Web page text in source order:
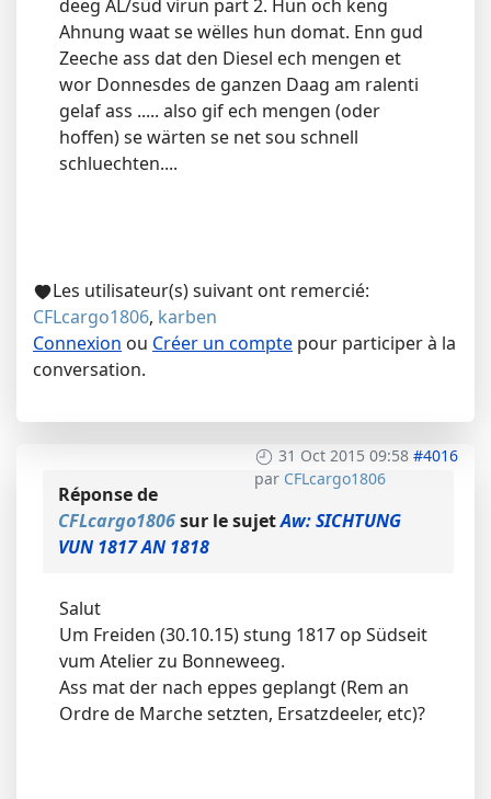
deeg AL/süd virun part 2. Hun och keng
Ahnung waat se wëlles hun domat. Enn gud
Zeeche ass dat den Diesel ech mengen et
wor Donnesdes de ganzen Daag am ralenti
gelaf ass ..... also gif ech mengen (oder
hoffen) se wärten se net sou schnell
schluechten....
Les utilisateur(s) suivant ont remercié:
CFLcargo1806, karben
Connexion ou Créer un compte pour participer à la
conversation.
31 Oct 2015 09:58 #4016
par CFLcargo1806
Réponse de
CFLcargo1806sur le sujetAw: SICHTUNG
VUN 1817 AN 1818
Salut
Um Freiden (30.10.15) stung 1817 op Südseit
vum Atelier zu Bonneweeg.
Ass mat der nach eppes geplangt (Rem an
Ordre de Marche setzten, Ersatzdeeler, etc)?